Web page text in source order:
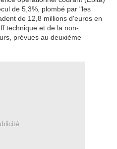
de 5,3%, plombé par "les
de 12,8 millions d'euros en
technique et de la non-
prévues au deuxième